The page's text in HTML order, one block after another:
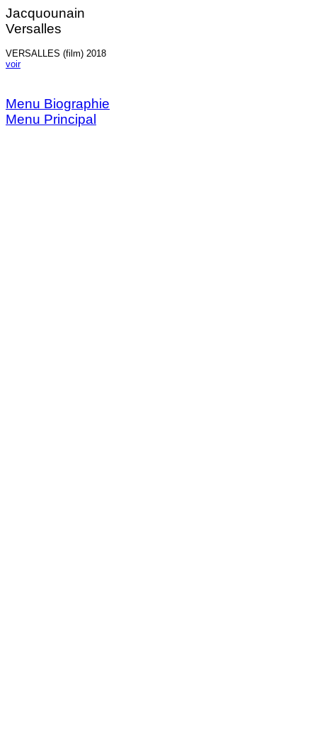
Jacquounain
Versalles
VERSALLES (film) 2018
voir
Menu Biographie
Menu Principal